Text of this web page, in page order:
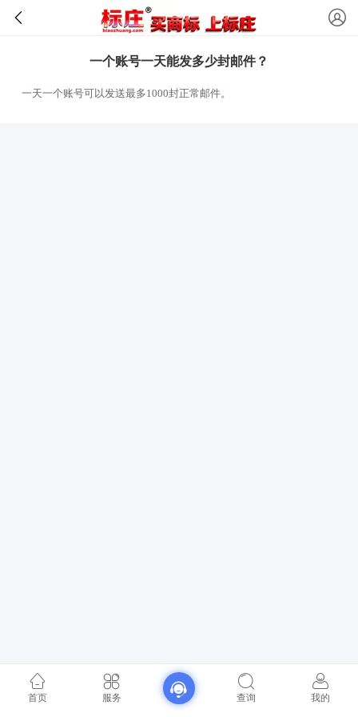
一个账号一天能发多少封邮件？
一天一个账号可以发送最多1000封正常邮件。
首页 服务 查询 我的